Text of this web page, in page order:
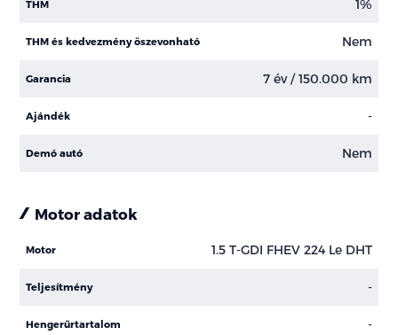
THM 1%
THM és kedvezmény öszevonható Nem
Garancia 7 év / 150.000 km
Ajándék -
Demó autó Nem
Motor adatok
Motor 1.5 T-GDI FHEV 224 Le DHT
Teljesítmény -
Hengerűrtartalom -